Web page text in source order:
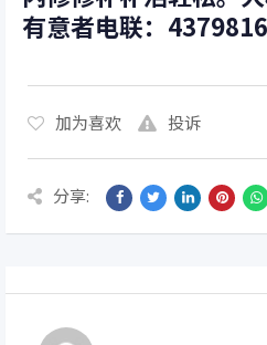
有意者电联：
加为喜欢 投诉
分享: